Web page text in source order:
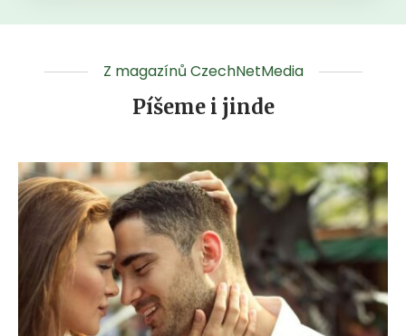
Z magazínů CzechNetMedia
Píšeme i jinde